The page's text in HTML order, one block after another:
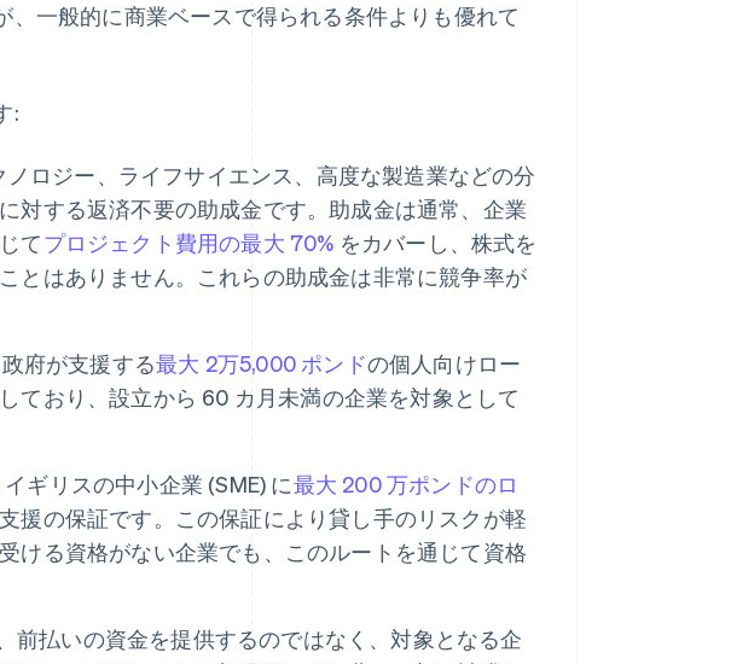
一般的に商業ベースで得られる条件よりも優れて
:
ノロジー、ライフサイエンス、高度な製造業などの分
対する返済不要の助成金です。助成金は通常、企業
てプロジェクト費用の最大 70% をカバーし、株式を
とはありません。これらの助成金は非常に競争率が
府が支援する最大 2万5,000 ポンドの個人向けロー
ており、設立から 60 カ月未満の企業を対象として
イギリスの中小企業 (SME) に最大 200 万ポンドのロ
援の保証です。この保証により貸し手のリスクが軽
ける資格がない企業でも、このルートを通じて資格
前払いの資金を提供するのではなく、対象となる企